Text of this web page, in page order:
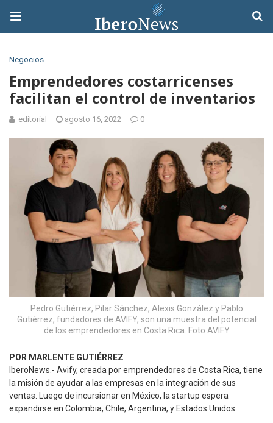
Negocios
Emprendedores costarricenses
facilitan el control de inventarios
editorial agosto 16, 2022 0
Pedro Gutiérrez, Pilar Sánchez, Alexis González y Pablo
Gutiérrez, fundadores de AVIFY, son una muestra del potencial
de los emprendedores en Costa Rica. Foto AVIFY
POR MARLENTE GUTIÉRREZ
IberoNews.- Avify, creada por emprendedores de Costa Rica, tiene
la misión de ayudar a las empresas en la integración de sus
ventas. Luego de incursionar en México, la startup espera
expandirse en Colombia, Chile, Argentina, y Estados Unidos.